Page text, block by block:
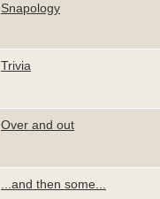
Snapology
Trivia
Over and out
...and then some...